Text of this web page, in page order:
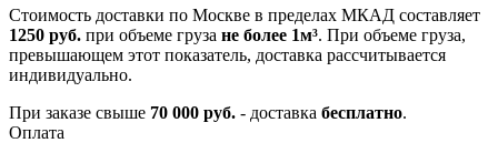
Стоимость доставки по Москве в пределах МКАД составляет
1250 руб. при объеме груза не более 1м³. При объеме груза,
превышающем этот показатель, доставка рассчитывается
индивидуально.
При заказе свыше 70 000 руб. - доставка бесплатно.
Оплата